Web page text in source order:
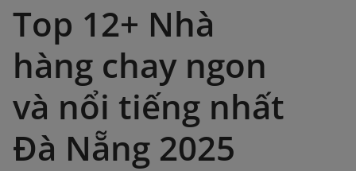
Top 12+ Nhà
hàng chay ngon
và nổi tiếng nhất
Đà Nẵng 2025